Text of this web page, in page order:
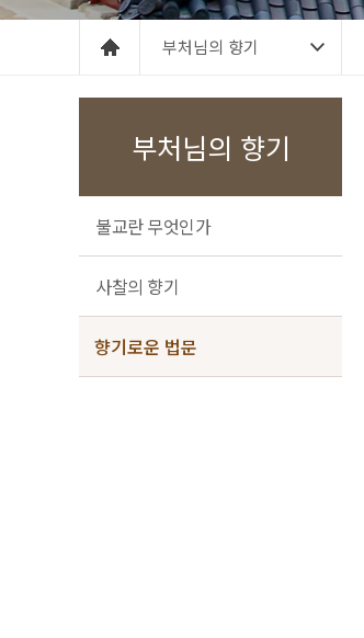
부처님의 향기
부처님의 향기
불교란 무엇인가
사찰의 향기
향기로운 법문